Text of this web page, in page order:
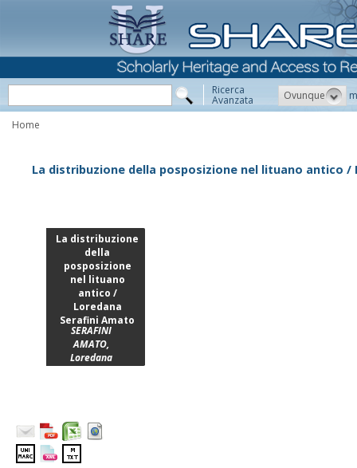
Ricerca
Avanzata Ovunque
Home
La distribuzione della posposizione nel lituano antico /
La distribuzione
della
posposizione
nel lituano
antico /
Loredana
Serafini Amato
SERAFINI
AMATO,
Loredana